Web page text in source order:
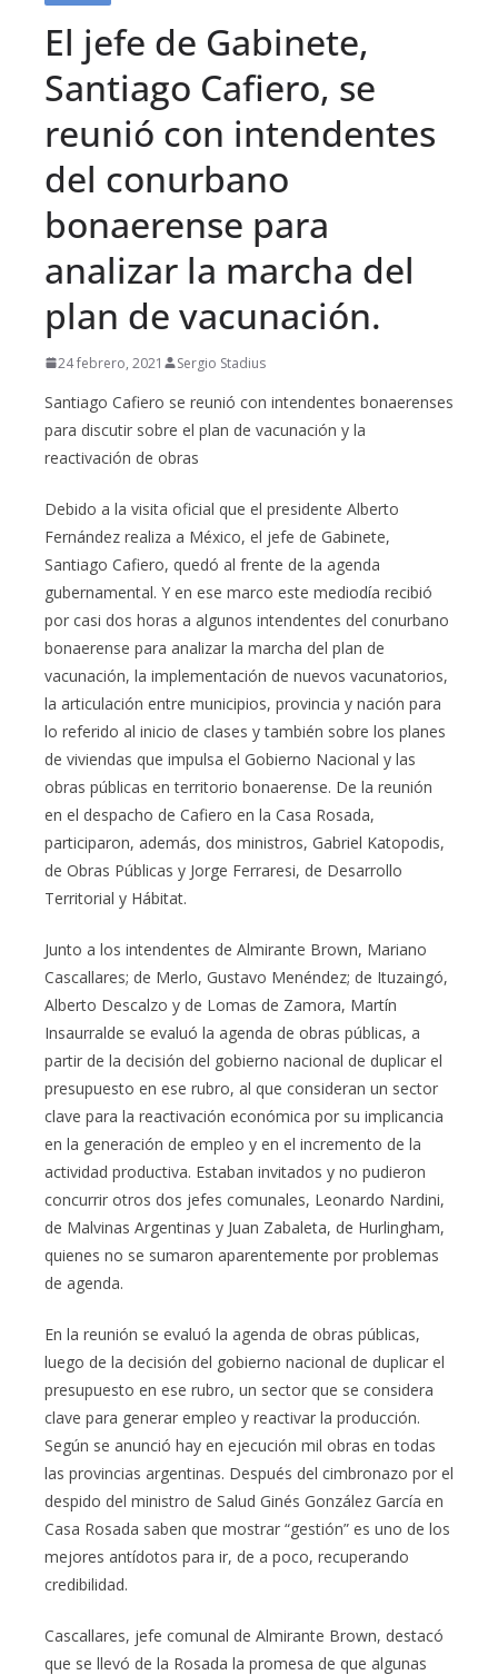
El jefe de Gabinete,
Santiago Cafiero, se
reunió con intendentes
del conurbano
bonaerense para
analizar la marcha del
plan de vacunación.
24 febrero, 2021 Sergio Stadius
Santiago Cafiero se reunió con intendentes bonaerenses
para discutir sobre el plan de vacunación y la
reactivación de obras
Debido a la visita oficial que el presidente Alberto
Fernández realiza a México, el jefe de Gabinete,
Santiago Cafiero, quedó al frente de la agenda
gubernamental. Y en ese marco este mediodía recibió
por casi dos horas a algunos intendentes del conurbano
bonaerense para analizar la marcha del plan de
vacunación, la implementación de nuevos vacunatorios,
la articulación entre municipios, provincia y nación para
lo referido al inicio de clases y también sobre los planes
de viviendas que impulsa el Gobierno Nacional y las
obras públicas en territorio bonaerense. De la reunión
en el despacho de Cafiero en la Casa Rosada,
participaron, además, dos ministros, Gabriel Katopodis,
de Obras Públicas y Jorge Ferraresi, de Desarrollo
Territorial y Hábitat.
Junto a los intendentes de Almirante Brown, Mariano
Cascallares; de Merlo, Gustavo Menéndez; de Ituzaingó,
Alberto Descalzo y de Lomas de Zamora, Martín
Insaurralde se evaluó la agenda de obras públicas, a
partir de la decisión del gobierno nacional de duplicar el
presupuesto en ese rubro, al que consideran un sector
clave para la reactivación económica por su implicancia
en la generación de empleo y en el incremento de la
actividad productiva. Estaban invitados y no pudieron
concurrir otros dos jefes comunales, Leonardo Nardini,
de Malvinas Argentinas y Juan Zabaleta, de Hurlingham,
quienes no se sumaron aparentemente por problemas
de agenda.
En la reunión se evaluó la agenda de obras públicas,
luego de la decisión del gobierno nacional de duplicar el
presupuesto en ese rubro, un sector que se considera
clave para generar empleo y reactivar la producción.
Según se anunció hay en ejecución mil obras en todas
las provincias argentinas. Después del cimbronazo por el
despido del ministro de Salud Ginés González García en
Casa Rosada saben que mostrar “gestión” es uno de los
mejores antídotos para ir, de a poco, recuperando
credibilidad.
Cascallares, jefe comunal de Almirante Brown, destacó
que se llevó de la Rosada la promesa de que algunas